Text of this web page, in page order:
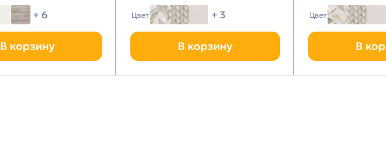
+ 6
В корзину
Цвет + 3
В корзину
Цвет
В